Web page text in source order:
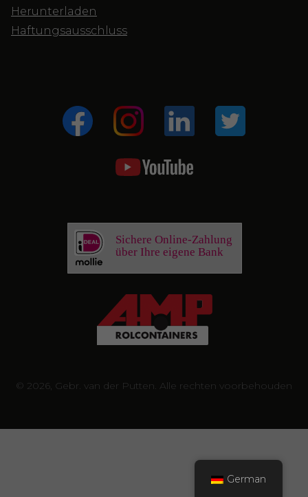
Herunterladen
Haftungsausschluss
Sichere Online-Zahlung
über Ihre eigene Bank
© 2026, Gebr. van der Putten. Alle rechten voorbehouden
German